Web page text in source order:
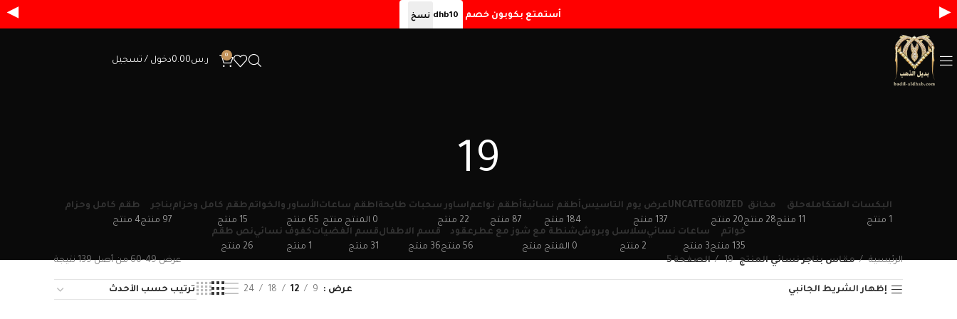
0
ر.س0.00دخول / تسجيل
19
البكسات المتكامله
1
حلق
11
مخانق
28
UNCATEGORIZED
20
عرض يوم التاسيس
137
أطقم نسائية
184
أطقم نواعم
87
اساور سحبات طايحة
22
اطقم ساعات
0 المنتج
الأساور والخواتم
65
طقم كامل وحزام
15
بناجر
97
طقم كامل وحزام
4
خواتم
135
ساعات نسائي
3
سلاسل وبروش
2
شنطة مع شوز مع عطر
0 المنتج
عقود
56
قسم الاطفال
36
قسم الفضيات
31
كفوف نسائي
1
نص طقم
26
الرئيسية
مقاس بناجر نسائي المنتج 19 الصفحة 5 عرض 49–60 من أصل 139 نتيجة
إظهار الشريط الجانبي عرض 9
12
18
24
◀ أستمتع بكوبون خصم dhb10 نسخ ▶